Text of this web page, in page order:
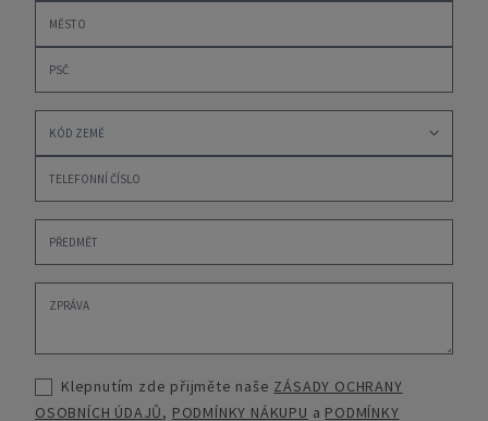
Klepnutím zde přijměte naše ZÁSADY OCHRANY
OSOBNÍCH ÚDAJŮ, PODMÍNKY NÁKUPU a PODMÍNKY